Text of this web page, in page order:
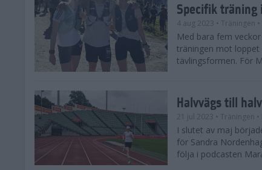
Specifik träning
4 aug 2023 • Träningen
Med bara fem
träningen mot loppet
tävlingsformen. För
Halvvägs till
21 jul 2023 • Träningen
I slutet av maj
för Sandra
följa i podcasten